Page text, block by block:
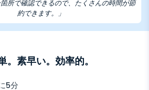
所で確認できるので、たくさんの時間が節
約できます。」
。素早い。効率的。
5分